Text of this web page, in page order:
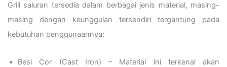
Grill saluran tersedia dalam berbagai jenis material, masing-
masing dengan keunggulan tersendiri tergantung pada
kebutuhan penggunaannya:
Besi Cor (Cast Iron) – Material ini terkenal akan